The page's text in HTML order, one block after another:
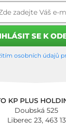
osobních údajů
KP PLUS
Doubská 525
Liberec 23, 463 13